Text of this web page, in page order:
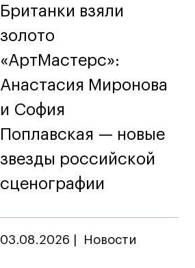
Британки взяли
золото
«АртМастерс»:
Анастасия Миронова
и София
Поплавская — новые
звезды российской
сценографии
03.08.2026 Новости